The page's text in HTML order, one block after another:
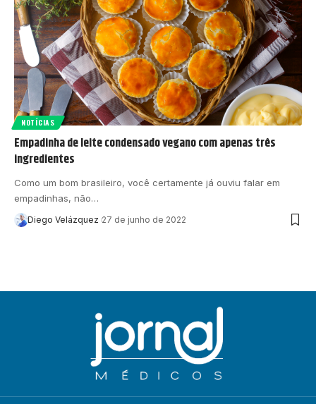
NOTÍCIAS
Empadinha de leite condensado vegano com apenas três
ingredientes
Como um bom brasileiro, você certamente já ouviu falar em
empadinhas, não…
Diego Velázquez 27 de junho de 2022